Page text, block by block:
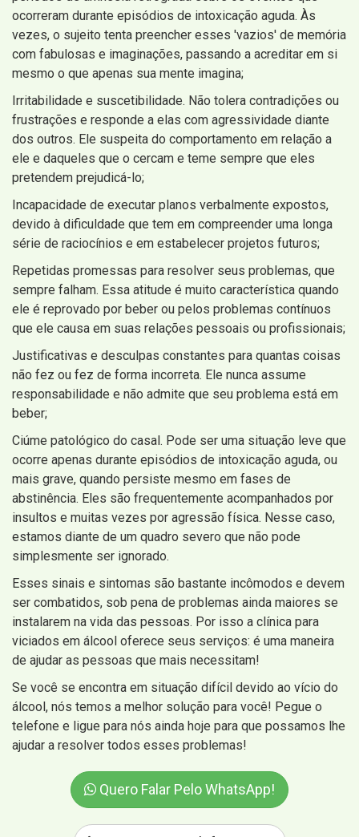
ocorreram durante episódios de intoxicação aguda. Às
vezes, o sujeito tenta preencher esses 'vazios' de memória
com fabulosas e imaginações, passando a acreditar em si
mesmo o que apenas sua mente imagina;
Irritabilidade e suscetibilidade. Não tolera contradições ou
frustrações e responde a elas com agressividade diante
dos outros. Ele suspeita do comportamento em relação a
ele e daqueles que o cercam e teme sempre que eles
pretendem prejudicá-lo;
Incapacidade de executar planos verbalmente expostos,
devido à dificuldade que tem em compreender uma longa
série de raciocínios e em estabelecer projetos futuros;
Repetidas promessas para resolver seus problemas, que
sempre falham. Essa atitude é muito característica quando
ele é reprovado por beber ou pelos problemas contínuos
que ele causa em suas relações pessoais ou profissionais;
Justificativas e desculpas constantes para quantas coisas
não fez ou fez de forma incorreta. Ele nunca assume
responsabilidade e não admite que seu problema está em
beber;
Ciúme patológico do casal. Pode ser uma situação leve que
ocorre apenas durante episódios de intoxicação aguda, ou
mais grave, quando persiste mesmo em fases de
abstinência. Eles são frequentemente acompanhados por
insultos e muitas vezes por agressão física. Nesse caso,
estamos diante de um quadro severo que não pode
simplesmente ser ignorado.
Esses sinais e sintomas são bastante incômodos e devem
ser combatidos, sob pena de problemas ainda maiores se
instalarem na vida das pessoas. Por isso a clínica para
viciados em álcool oferece seus serviços: é uma maneira
de ajudar as pessoas que mais necessitam!
Se você se encontra em situação difícil devido ao vício do
álcool, nós temos a melhor solução para você! Pegue o
telefone e ligue para nós ainda hoje para que possamos lhe
ajudar a resolver todos esses problemas!
Quero Falar Pelo WhatsApp!